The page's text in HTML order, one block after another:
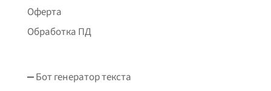
Оферта
Обработка ПД
Бот генератор текста